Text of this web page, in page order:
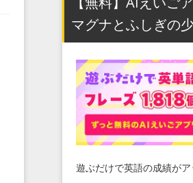
マグナとふしぎの
遊ぶだけで英語の成績が